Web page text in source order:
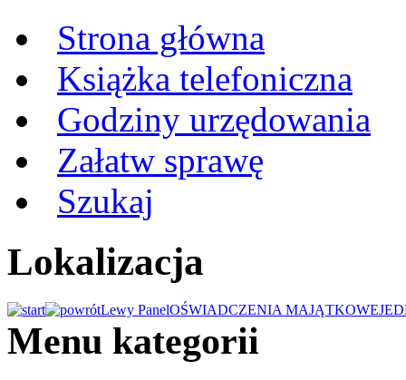
Strona główna
Książka telefoniczna
Godziny urzędowania
Załatw sprawę
Szukaj
Lokalizacja
Lewy PanelOŚWIADCZENIA MAJĄTKOWE
Menu kategorii